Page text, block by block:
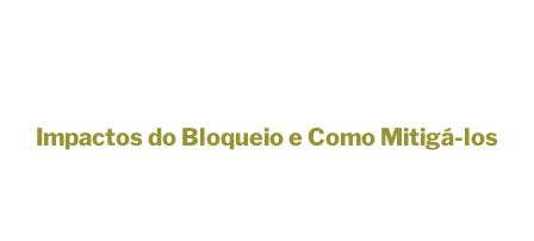
Impactos do Bloqueio e Como Mitigá-los